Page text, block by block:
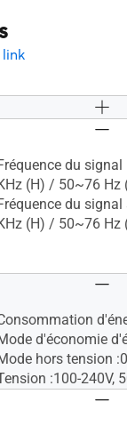
Panel Size (inch) :
Viewing
mm
Surface :
Type : LED
:
(Typ.) :
Ratio
Display Colors :
Response Time :
du
(H) / 50~76 Hz
du
(H) / 50~76 Hz
d'économie
hors tension
:100-240V,